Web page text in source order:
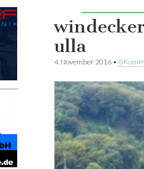
ulla
4. November 2016 • 0